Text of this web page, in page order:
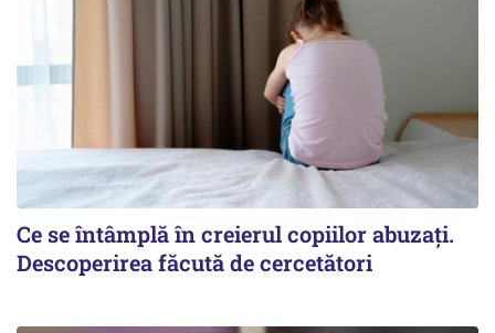
Ce se întâmplă în creierul copiilor abuzați.
Descoperirea făcută de cercetători